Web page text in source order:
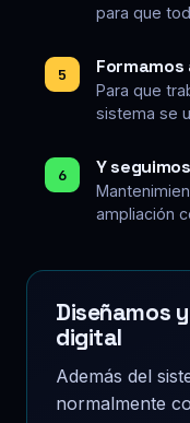
para que
5 Formamos
Para que
sistema se
6 Y
ampliación
Diseñamos
digital
Además del
normalmente